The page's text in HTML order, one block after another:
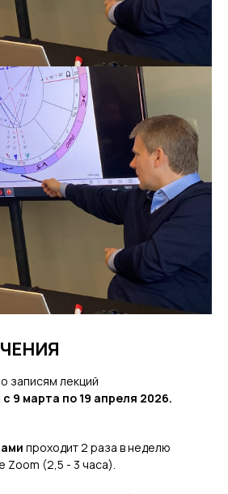
записям лекций
с 9 марта по 19 апреля 2026.
проходит 2 раза в неделю
Zoom (2,5 - 3 часа).